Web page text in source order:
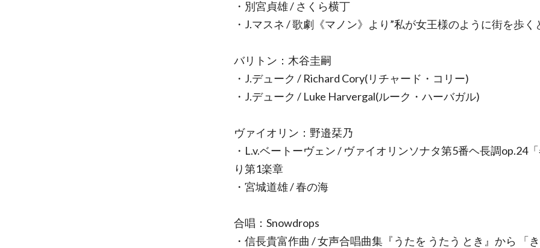
・別宮貞雄 / さくら横丁
・J.マスネ / 歌劇《マノン》より”私が女王様のように街を歩く
バリトン：木谷圭嗣
・J.デューク / Richard Cory(リチャード・コリー)
・J.デューク / Luke Harvergal(ルーク・ハーバガル)
ヴァイオリン：野邉栞乃
・L.v.ベートーヴェン / ヴァイオリンソナタ第5番ヘ長調op.24
り第1楽章
・宮城道雄 / 春の海
合唱：Snowdrops
・信長貴富作曲 / 女声合唱曲集『うたを うたう とき』から 「